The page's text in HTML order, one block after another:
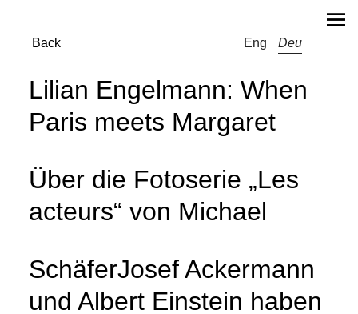
Lilian Engelmann: When
Paris meets Margaret
Über die Fotoserie „Les
acteurs“ von Michael
SchäferJosef Ackermann
und Albert Einstein haben
Back Eng Deu